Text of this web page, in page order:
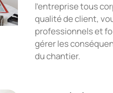
l’entreprise tous
qualité de client,
professionnels et
gérer les
du chantier.